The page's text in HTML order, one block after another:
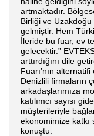
artmaktadır.
Birliği ve
gelmiştir. Hem
İleride bu fuar, ev
gelecektir.”
arttırdığını dile
Fuarı’nın
Denizlili firmaların
arkadaşlarımıza
katılımcı sayısı
müşterileriyle
ekonomimize katkı
konuştu.